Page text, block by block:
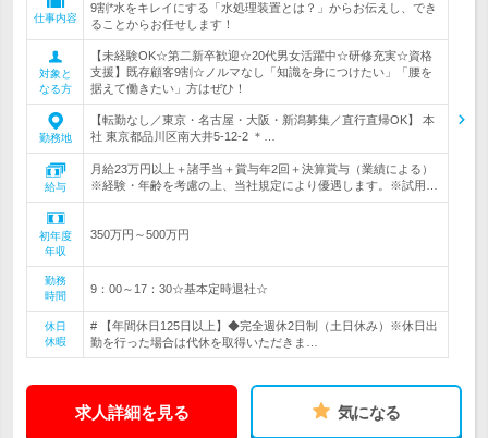
仕事内容
9割*水をキレイにする「水処理装置とは？」からお伝えし、でき
ることからお任せします！
対象と
なる方
【未経験OK☆第二新卒歓迎☆20代男女活躍中☆研修充実☆資格
支援】既存顧客9割☆ノルマなし「知識を身につけたい」「腰を
据えて働きたい」方はぜひ！
勤務地
【転勤なし／東京・名古屋・大阪・新潟募集／直行直帰OK】 本
社 東京都品川区南大井5-12-2 ＊…
給与
月給23万円以上＋諸手当＋賞与年2回＋決算賞与（業績による）
※経験・年齢を考慮の上、当社規定により優遇します。※試用…
初年度
年収
350万円～500万円
勤務
時間
9：00～17：30☆基本定時退社☆
休日
休暇
# 【年間休日125日以上】◆完全週休2日制（土日休み）※休日出
勤を行った場合は代休を取得いただきま…
求人詳細を見る 気になる